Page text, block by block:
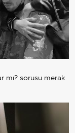
mı? sorusu merak